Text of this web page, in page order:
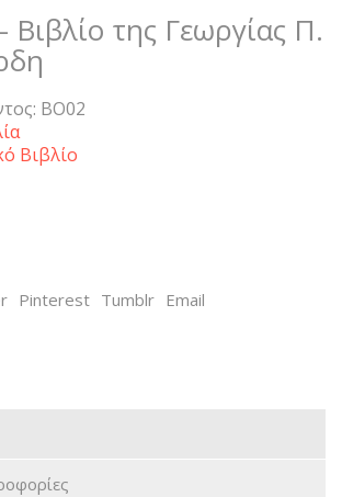
– Βιβλίο της Γεωργίας Π.
BO02
Βιβλίο
Pinterest Tumblr Email